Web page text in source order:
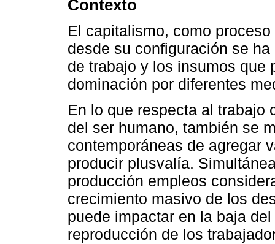
Contexto
El capitalismo, como
desde su configuración se
de trabajo y los insumos que
dominación por diferentes
En lo que respecta al trabajo
del ser humano, también se
contemporáneas de agregar
producir plusvalía.
producción empleos
crecimiento masivo de los
puede impactar en la baja
reproducción de los